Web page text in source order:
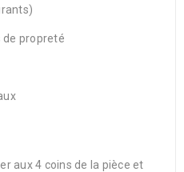
de propreté
aux 4 coins de la pièce et